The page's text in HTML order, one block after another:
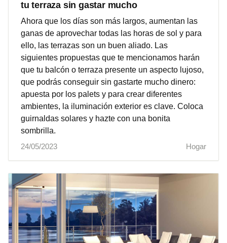
tu terraza sin gastar mucho
Ahora que los días son más largos, aumentan las
ganas de aprovechar todas las horas de sol y para
ello, las terrazas son un buen aliado. Las
siguientes propuestas que te mencionamos harán
que tu balcón o terraza presente un aspecto lujoso,
que podrás conseguir sin gastarte mucho dinero:
apuesta por los palets y para crear diferentes
ambientes, la iluminación exterior es clave. Coloca
guirnaldas solares y hazte con una bonita
sombrilla.
24/05/2023
Hogar